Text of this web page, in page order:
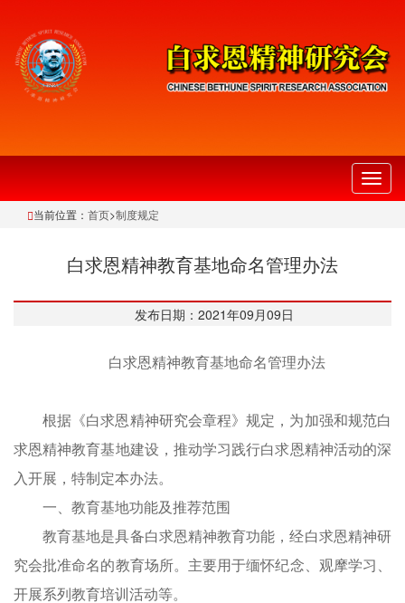
切
换
当前位置： 首页>制度规定
白求恩精神教育基地命名管理办法
发布日期：2021年09月09日
白求恩精神教育基地命名管理办法
根据《白求恩精神研究会章程》规定，为加强和规范白
求恩精神教育基地建设，推动学习践行白求恩精神活动的深
入开展，特制定本办法。
一、教育基地功能及推荐范围
教育基地是具备白求恩精神教育功能，经白求恩精神研
究会批准命名的教育场所。主要用于缅怀纪念、观摩学习、
开展系列教育培训活动等。